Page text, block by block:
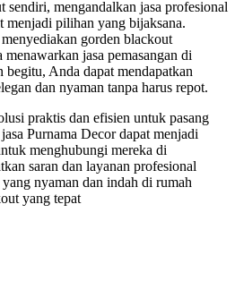
sendiri, mengandalkan jasa profesional
menjadi pilihan yang bijaksana.
gorden blackout
jasa pemasangan di
begitu, Anda dapat mendapatkan
dan nyaman tanpa harus repot.
praktis dan efisien untuk pasang
Purnama Decor dapat menjadi
menghubungi mereka di
saran dan layanan profesional
nyaman dan indah di rumah
yang tepat